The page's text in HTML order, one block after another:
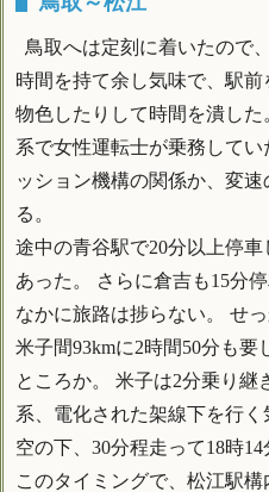
鳥取へは定刻に着いたので
時間を持て余し気味で、駅
物色したりして時間を潰し
系で女性運転士が乗務して
ッション機構の関係か、変
る。
途中の青谷駅で20分以上停
あった。 さらに倉吉も15分
なかに旅路は捗らない。 せ
米子間93kmに2時間50分も
ところか。 米子は2分乗り継
系、電化された架線下を行
空の下、30分程走って18時
このタイミングで、松江駅